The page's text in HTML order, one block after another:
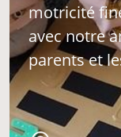
motricité
avec notre
parents et